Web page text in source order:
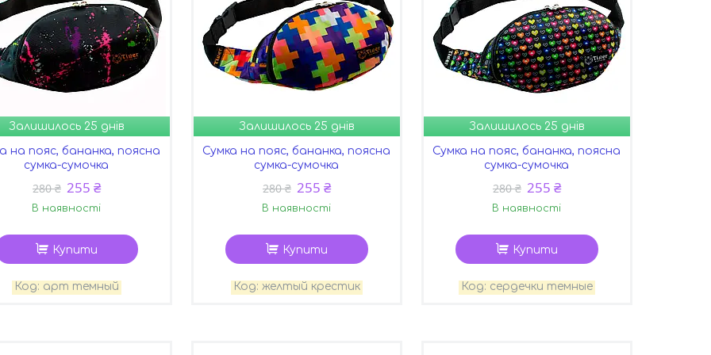
Залишилось 25 днів
на пояс, бананка, поясна
сумка-сумочка
280 ₴ 255 ₴
В наявності
Купити
арт темный
Залишилось 25 днів
Сумка на пояс, бананка, поясна
сумка-сумочка
280 ₴ 255 ₴
В наявності
Купити
желтый крестик
Залишилось 25 днів
Сумка на пояс, бананка, поясна
сумка-сумочка
280 ₴ 255 ₴
В наявності
Купити
сердечки темные